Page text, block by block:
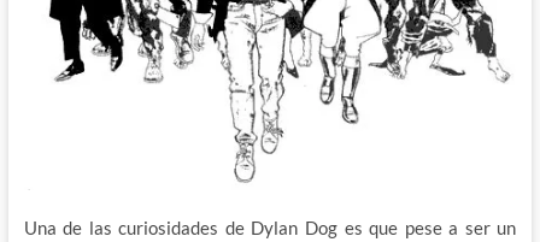
Una de las curiosidades de Dylan Dog es que pese a ser un